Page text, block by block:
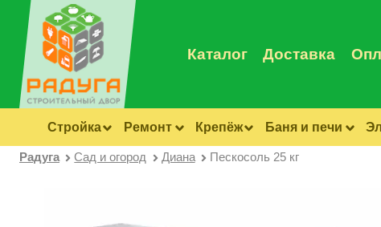
Каталог Доставка
Стройка Ремонт Крепёж Баня и печи
Радуга Сад и огород Диана Пескосоль 25 кг